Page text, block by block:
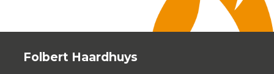
Folbert Haardhuys